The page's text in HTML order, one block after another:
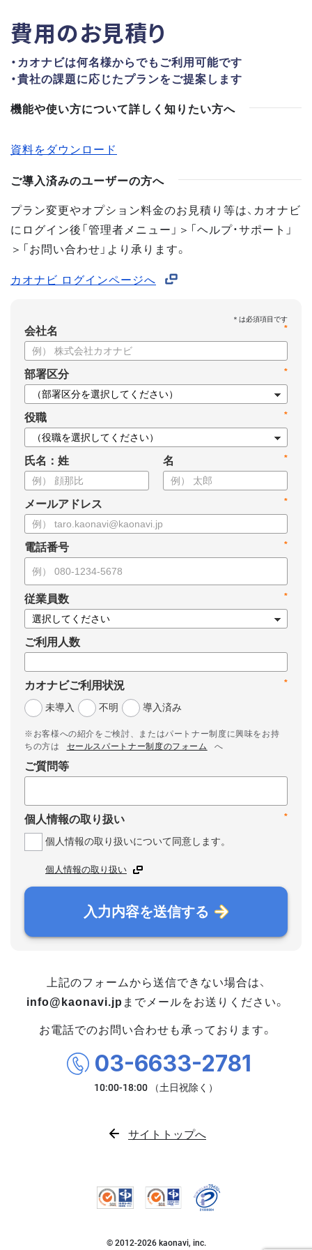
費用のお見積り
・カオナビは何名様からでもご利用可能です
・貴社の課題に応じたプランをご提案します
機能や使い方について詳しく知りたい方へ
資料をダウンロード
ご導入済みのユーザーの方へ
プラン変更やオプション料金のお見積り等は、カオナビ
にログイン後「管理者メニュー」＞「ヘルプ・サポート」
＞「お問い合わせ」より承ります。
カオナビ ログインページへ
*
会社名
*
部署区分
*
役職
氏名：姓 *
名
*
メールアドレス
*
電話番号
*
従業員数
ご利用人数
*
カオナビご利用状況
未導入
不明 導入済み
※お客様への紹介をご検討、またはパートナー制度に興味をお持
ちの方は
セールスパートナー制度のフォーム へ
ご質問等
*
個人情報の取り扱い
個人情報の取り扱いについて同意します。
個人情報の取り扱い
入力内容を送信する
上記のフォームから送信できない場合は、
info@kaonavi.jp までメールをお送りください。
お電話でのお問い合わせも承っております。
03-6633-2781
サイトトップへ
© 2012-2026kaonavi, inc.